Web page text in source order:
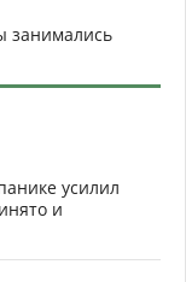
занимались
усилил
и